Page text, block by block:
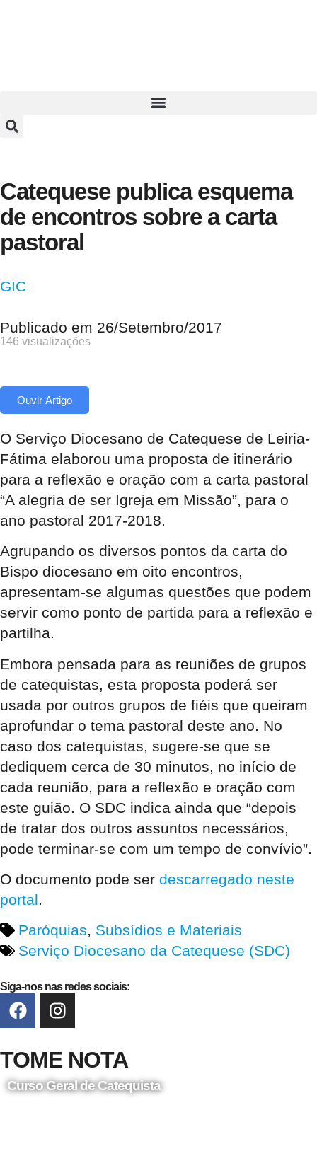
Catequese publica esquema
de encontros sobre a carta
pastoral
GIC
Publicado em 26/Setembro/2017
146 visualizações
Ouvir Artigo
O Serviço Diocesano de Catequese de Leiria-
Fátima elaborou uma proposta de itinerário
para a reflexão e oração com a carta pastoral
“A alegria de ser Igreja em Missão”, para o
ano pastoral 2017-2018.
Agrupando os diversos pontos da carta do
Bispo diocesano em oito encontros,
apresentam-se algumas questões que podem
servir como ponto de partida para a reflexão e
partilha.
Embora pensada para as reuniões de grupos
de catequistas, esta proposta poderá ser
usada por outros grupos de fiéis que queiram
aprofundar o tema pastoral deste ano. No
caso dos catequistas, sugere-se que se
dediquem cerca de 30 minutos, no início de
cada reunião, para a reflexão e oração com
este guião. O SDC indica ainda que “depois
de tratar dos outros assuntos necessários,
pode terminar-se com um tempo de convívio”.
O documento pode ser descarregado neste
portal.
Paróquias, Subsídios e Materiais
Serviço Diocesano da Catequese (SDC)
Siga-nos nas redes sociais:
TOME NOTA
Curso Geral de Catequista